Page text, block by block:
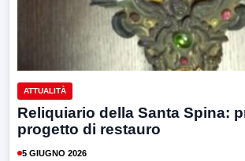
ATTUALITÀ
Reliquiario della Santa Spina:
progetto di restauro
5 GIUGNO 2026